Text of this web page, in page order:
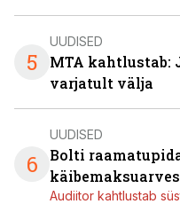
5
UUDISED
MTA kahtlustab:
varjatult välja
6
UUDISED
Bolti
Audiitor kahtlustab